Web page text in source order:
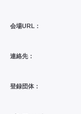
会場URL：
連絡先：
登録団体：